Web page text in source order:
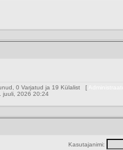
0 Varjatud ja 19 Külalist [
juuli, 2026 20:24
Kasutajanimi: